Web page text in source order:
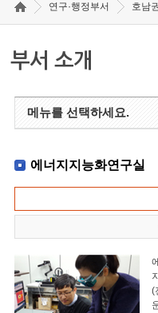
연구·행정부서 호남
부서 소개
메뉴를 선택하세요.
에너지지능화연구실
(